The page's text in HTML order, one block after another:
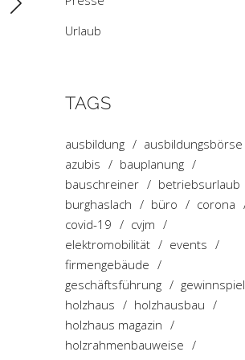
Urlaub
TAGS
ausbildung
ausbildungsbörse
azubis
bauplanung
bauschreiner
betriebsurlaub
burghaslach
büro
corona
covid-19
cvjm
elektromobilität
events
firmengebäude
geschäftsführung
gewinnspiel
holzhaus
holzhausbau
holzhaus magazin
holzrahmenbauweise